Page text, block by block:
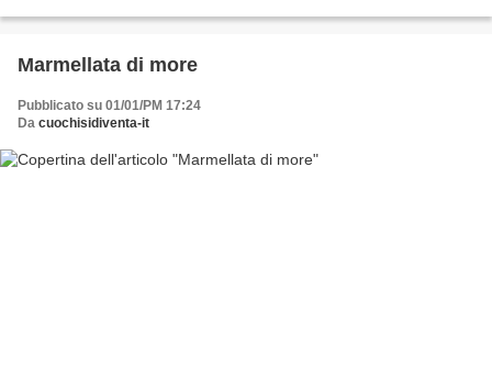
Marmellata di more
Pubblicato su 01/01/PM 17:24
Da cuochisidiventa-it